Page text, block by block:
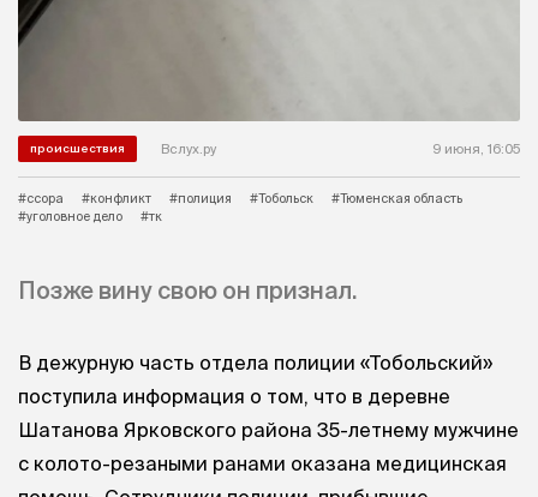
происшествия Вслух.ру 9 июня, 16:05
#ссора #конфликт #полиция #Тобольск
#Тюменская область
#уголовное дело
#тк
Позже вину свою он признал.
В дежурную часть отдела полиции «Тобольский»
поступила информация о том, что в деревне
Шатанова Ярковского района 35-летнему мужчине
с колото-резаными ранами оказана медицинская